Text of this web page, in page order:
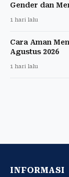
Gender dan
1 hari lalu
Cara Aman
Agustus 2026
1 hari lalu
INFORMASI